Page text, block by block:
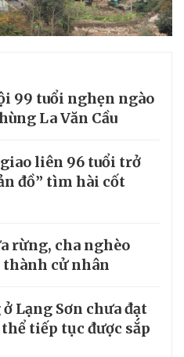
99 tuổi nghẹn ngào
La Văn Cầu
giao liên 96 tuổi trở
đồ” tìm hài cốt
rừng, cha nghèo
thành cử nhân
Lạng Sơn chưa đạt
tiếp tục được sắp